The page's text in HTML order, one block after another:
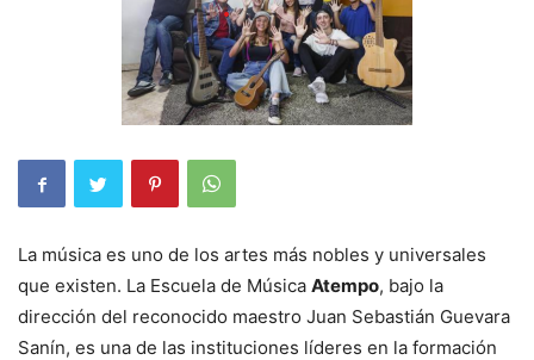
La música es uno de los artes más nobles y universales
que existen. La Escuela de Música Atempo, bajo la
dirección del reconocido maestro Juan Sebastián Guevara
Sanín, es una de las instituciones líderes en la formación